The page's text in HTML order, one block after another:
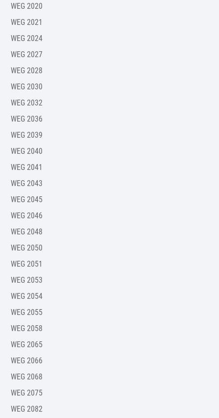
WEG 2020
WEG 2021
WEG 2024
WEG 2027
WEG 2028
WEG 2030
WEG 2032
WEG 2036
WEG 2039
WEG 2040
WEG 2041
WEG 2043
WEG 2045
WEG 2046
WEG 2048
WEG 2050
WEG 2051
WEG 2053
WEG 2054
WEG 2055
WEG 2058
WEG 2065
WEG 2066
WEG 2068
WEG 2075
WEG 2082